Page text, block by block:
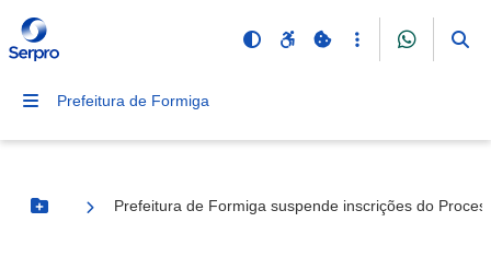
Prefeitura de Formiga
Botão Menu
Prefeitura de Formiga suspende inscrições do